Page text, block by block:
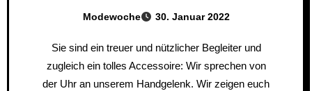
Modewoche 30. Januar 2022
Sie sind ein treuer und nützlicher Begleiter und
zugleich ein tolles Accessoire: Wir sprechen von
der Uhr an unserem Handgelenk. Wir zeigen euch